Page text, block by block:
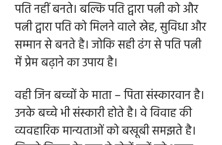
पति नहीं बनते। बल्कि पति द्वारा पत्नी को और
पत्नी द्वारा पति को मिलने वाले स्नेह, सुविधा और
सम्मान से बनते है। जोकि सही ढंग सेपति पत्नी
में प्रेम बढ़ाने का उपाय है।
वही जिन बच्चों के माता – पिता संस्कारवान है।
उनके बच्चे भी संस्कारी होते है। वे विवाह की
व्यवहारिक मान्यताओं को बखूबी समझते है।